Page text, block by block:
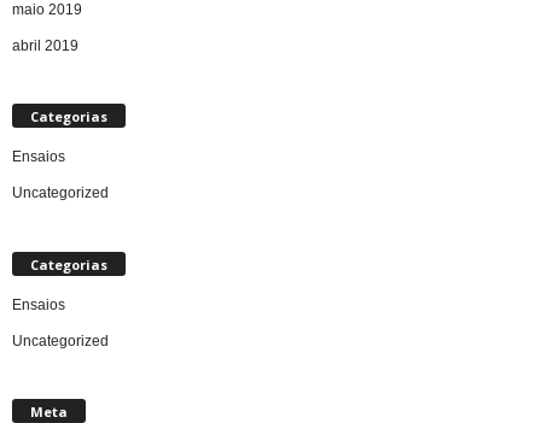
maio 2019
abril 2019
Categorias
Ensaios
Uncategorized
Categorias
Ensaios
Uncategorized
Meta